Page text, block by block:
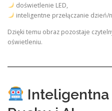
doświetlenie LED,
inteligentne przełączanie dzień/
Dzięki temu obraz pozostaje
oświetleniu.